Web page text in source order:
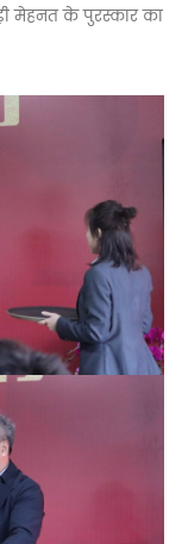
मेहनत के पुरस्कार का